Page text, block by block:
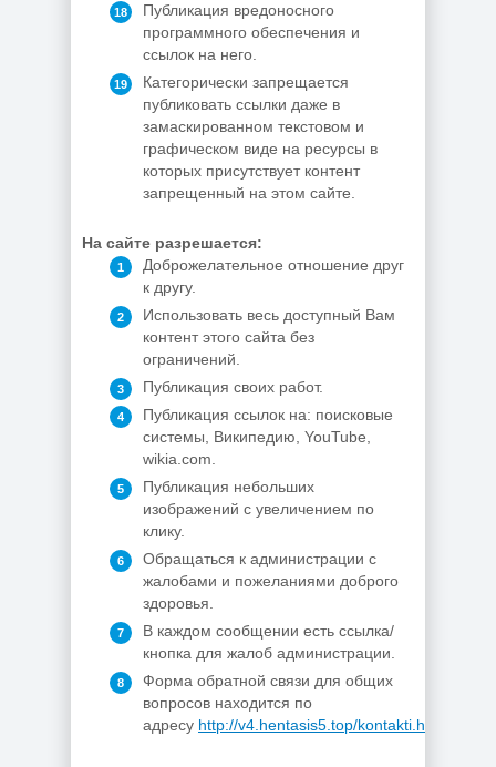
Публикация вредоносного
программного обеспечения и
ссылок на него.
Категорически запрещается
публиковать ссылки даже в
замаскированном текстовом и
графическом виде на ресурсы в
которых присутствует контент
запрещенный на этом сайте.
На сайте разрешается:
Доброжелательное отношение друг
к другу.
Использовать весь доступный Вам
контент этого сайта без
ограничений.
Публикация своих работ.
Публикация ссылок на: поисковые
системы, Википедию, YouTube,
wikia.com.
Публикация небольших
изображений с увеличением по
клику.
Обращаться к администрации с
жалобами и пожеланиями доброго
здоровья.
В каждом сообщении есть ссылка/
кнопка для жалоб администрации.
Форма обратной связи для общих
вопросов находится по
адресу http://v4.hentasis5.top/kontakti.html